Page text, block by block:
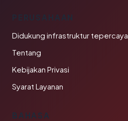
PERUSAHAAN
Didukung infrastruktur tepercaya
Tentang
Kebijakan Privasi
Syarat Layanan
BAHASA